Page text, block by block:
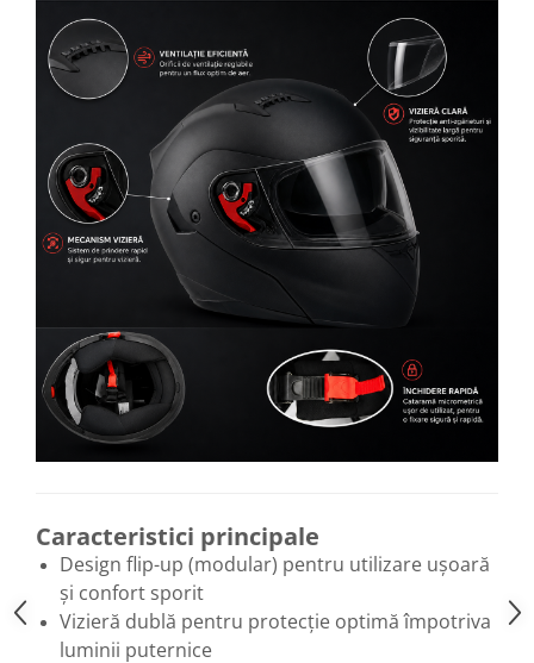
Caracteristici principale
Design flip-up (modular) pentru utilizare ușoară
și confort sporit
Vizieră dublă pentru protecție optimă împotriva
luminii puternice